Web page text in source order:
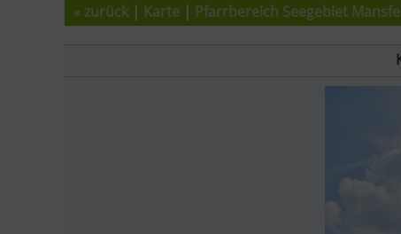
« zurück| Karte | Pfarrbereich Seegebiet